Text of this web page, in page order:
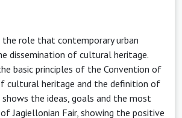
role that contemporary urban
dissemination of cultural heritage.
basic principles of the Convention of
cultural heritage and the definition of
shows the ideas, goals and the most
Jagiellonian Fair, showing the positive